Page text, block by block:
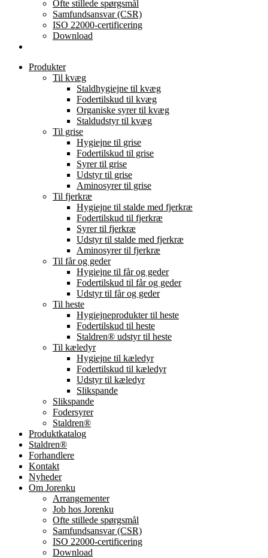
Ofte stillede spørgsmål
Samfundsansvar (CSR)
ISO 22000-certificering
Download
Produkter
Til kvæg
Staldhygiejne til kvæg
Fodertilskud til kvæg
Organiske syrer til kvæg
Staldudstyr til kvæg
Til grise
Hygiejne til grise
Fodertilskud til grise
Syrer til grise
Udstyr til grise
Aminosyrer til grise
Til fjerkræ
Hygiejne til stalde med fjerkræ
Fodertilskud til fjerkræ
Syrer til fjerkræ
Udstyr til stalde med fjerkræ
Aminosyrer til fjerkræ
Til får og geder
Hygiejne til får og geder
Fodertilskud til får og geder
Udstyr til får og geder
Til heste
Hygiejneprodukter til heste
Fodertilskud til heste
Staldren® udstyr til heste
Til kæledyr
Hygiejne til kæledyr
Fodertilskud til kæledyr
Udstyr til kæledyr
Slikspande
Slikspande
Fodersyrer
Staldren®
Produktkatalog
Staldren®
Forhandlere
Kontakt
Nyheder
Om Jorenku
Arrangementer
Job hos Jorenku
Ofte stillede spørgsmål
Samfundsansvar (CSR)
ISO 22000-certificering
Download